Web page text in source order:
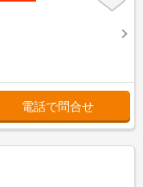
電話で問合せ